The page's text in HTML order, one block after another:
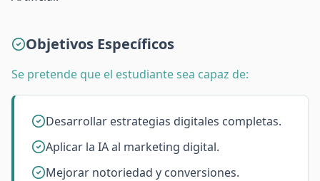
Objetivos Específicos
Se pretende que el estudiante sea capaz de:
Desarrollar estrategias digitales completas.
Aplicar la IA al marketing digital.
Mejorar notoriedad y conversiones.